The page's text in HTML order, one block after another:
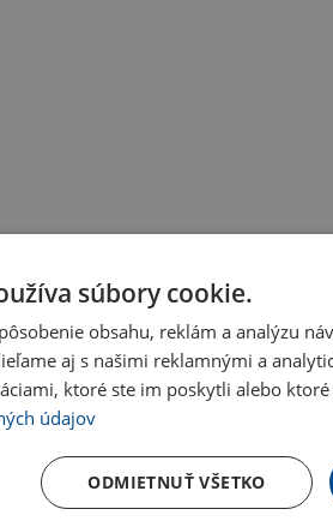
súbory cookie.
obsahu, reklám a analýzu
aj s našimi reklamnými a
ktoré ste im poskytli alebo
údajov
ODMIETNUŤ VŠETKO